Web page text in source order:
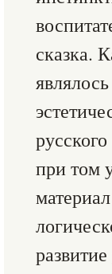
сказка.
при том